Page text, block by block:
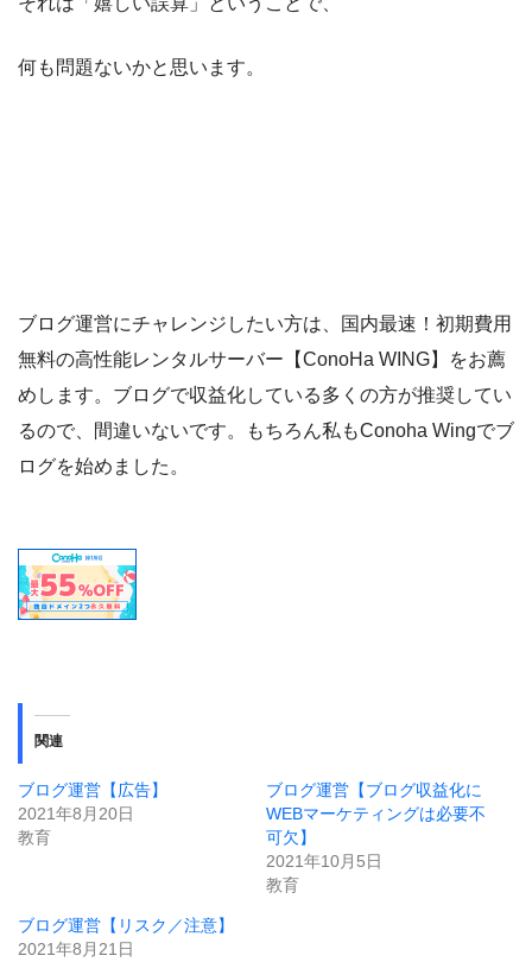
何も問題ないかと思います。
ブログ運営にチャレンジしたい方は、国内最速！初期費用
無料の高性能レンタルサーバー【ConoHa WING】をお薦
めします。ブログで収益化している多くの方が推奨してい
るので、間違いないです。もちろん私もConoha Wingでブ
ログを始めました。
関連
ブログ運営【広告】
2021年8月20日
教育
ブログ運営【ブログ収益化に
WEBマーケティングは必要不
可欠】
2021年10月5日
教育
ブログ運営【リスク／注意】
2021年8月21日